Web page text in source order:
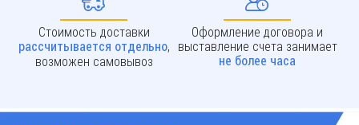
Стоимость доставки
рассчитывается отдельно,
возможен самовывоз
Оформление договора и
выставление счета занимает
не более часа